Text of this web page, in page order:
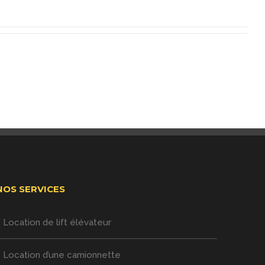
SERVICES
Location de lift élévateur
Location d’une camionnette